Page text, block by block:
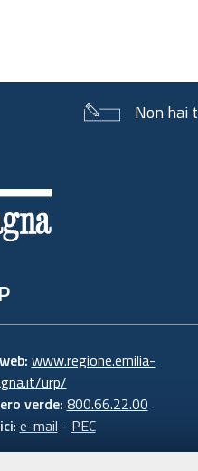
Non hai
www.regione.emilia-
urp/
verde: 800.66.22.00
: e-mail - PEC